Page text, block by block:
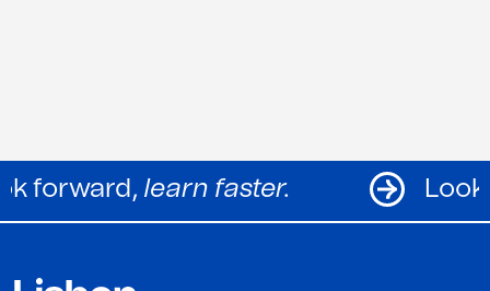
Look forward,learn faster.